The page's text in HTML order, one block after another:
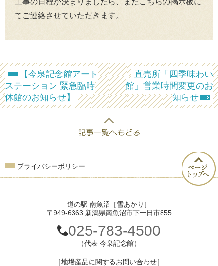
工事の日程が決まりましたら、またこちらの掲示板に
てご連絡させていただきます。
【今泉記念館アート
ステーション 緊急臨時
休館のお知らせ】
直売所「四季味わい
館」営業時間変更のお
知らせ
プライバシーポリシー
道の駅 南魚沼［雪あかり］
〒949-6363 新潟県南魚沼市下一日市855
025-783-4500
（代表 今泉記念館）
［地場産品に関するお問い合わせ］